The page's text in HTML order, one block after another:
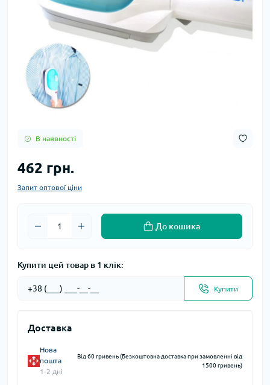
В наявності
462 грн.
Запит оптової ціни
До кошика
Купити цей товар в 1 клік:
Купити
Доставка
Нова
пошта
1-2 дні
Від 60 гривень (Безкоштовна доставка при замовленні від
1500 гривень)